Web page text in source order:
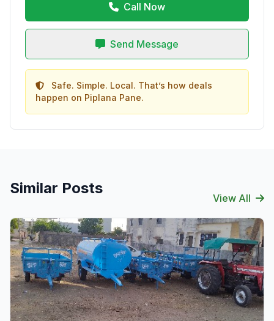
Call Now
Send Message
Safe. Simple. Local. That’s how deals
happen on Piplana Pane.
Similar Posts
View All
Verified